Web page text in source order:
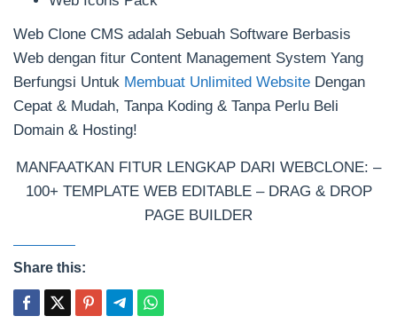
Web Clone CMS adalah Sebuah Software Berbasis
Web dengan fitur Content Management System Yang
Berfungsi Untuk Membuat Unlimited Website Dengan
Cepat & Mudah, Tanpa Koding & Tanpa Perlu Beli
Domain & Hosting!
MANFAATKAN FITUR LENGKAP DARI WEBCLONE: –
100+ TEMPLATE WEB EDITABLE – DRAG & DROP
PAGE BUILDER
Share this: